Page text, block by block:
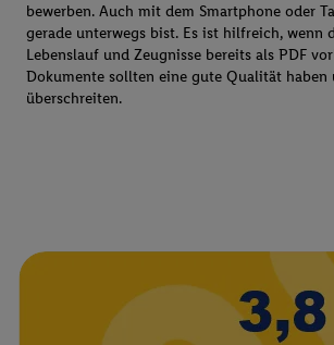
bewerben. Auch mit dem Smartphone oder
gerade unterwegs bist. Es ist hilfreich, wenn
Lebenslauf und Zeugnisse bereits als PDF
Dokumente sollten eine gute Qualität
überschreiten.